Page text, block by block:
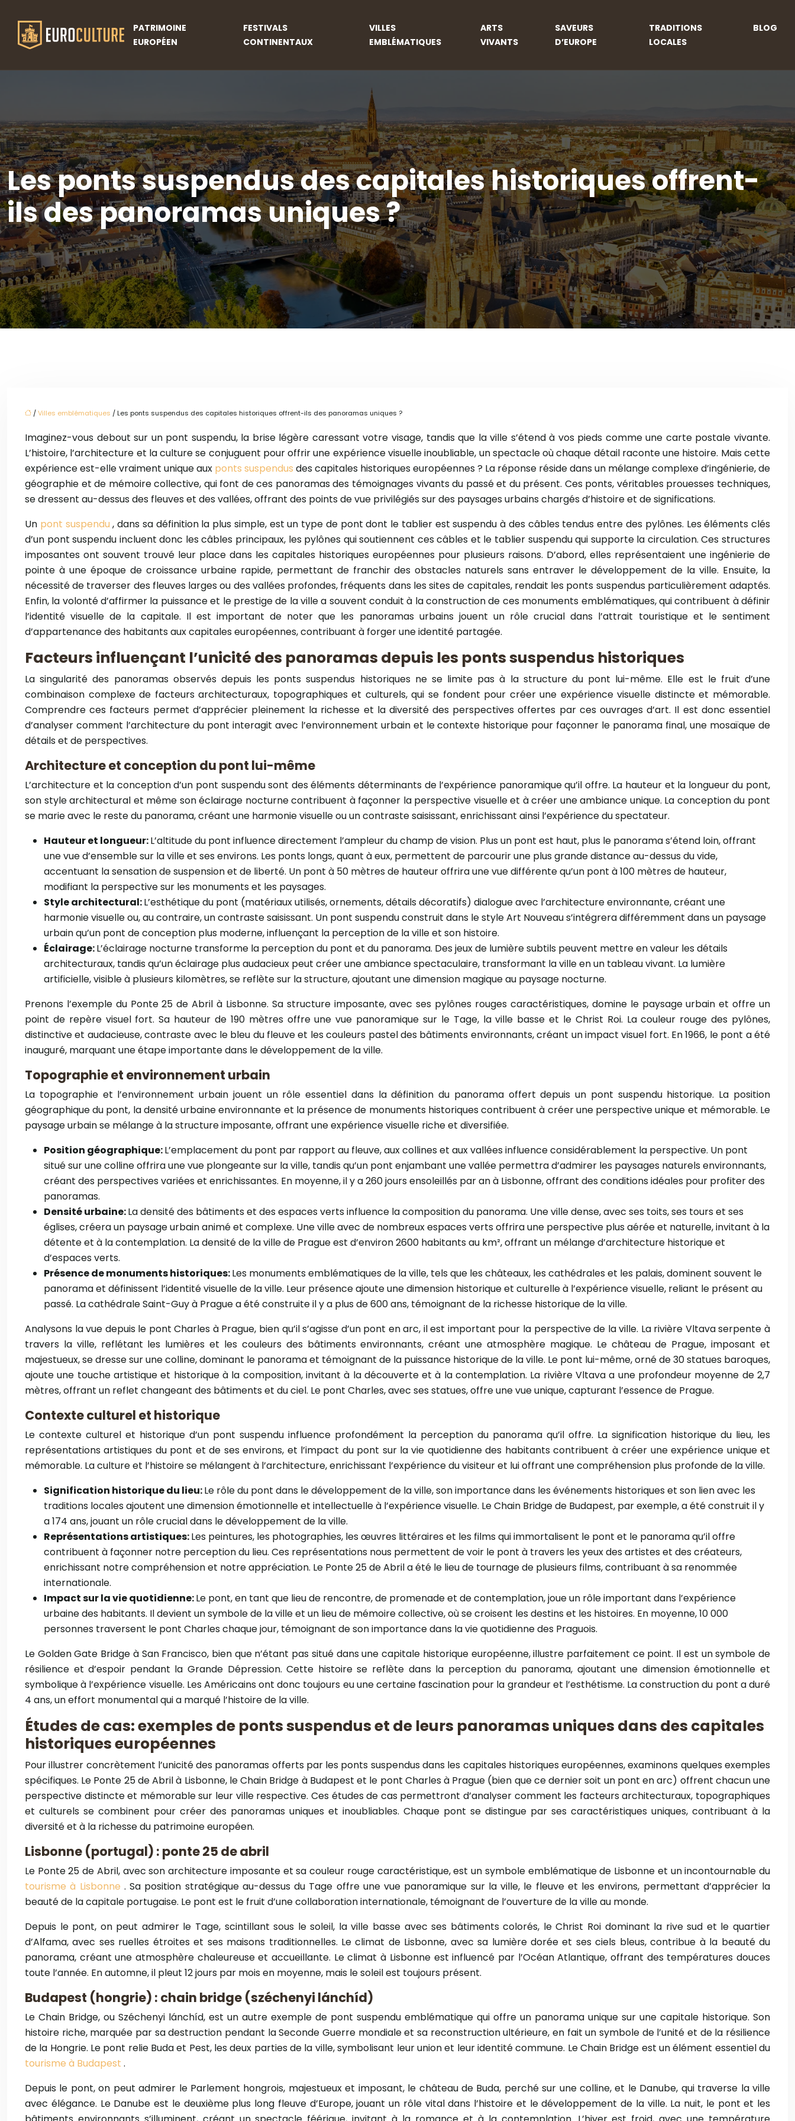
PATRIMOINE
EUROPÉEN
FESTIVALS
CONTINENTAUX
VILLES
EMBLÉMATIQUES
ARTS
VIVANTS
SAVEURS
D’EUROPE
TRADITIONS
LOCALES
BLOG
Les ponts suspendus des capitales historiques offrent-
ils des panoramas uniques ?
/Villes emblématiques / Les ponts suspendus des capitales historiques offrent-ils des panoramas uniques ?
Imaginez-vous debout sur un pont suspendu, la brise légère caressant votre visage, tandis que la ville s’étend à vos pieds comme une carte postale vivante.
L’histoire, l’architecture et la culture se conjuguent pour offrir une expérience visuelle inoubliable, un spectacle où chaque détail raconte une histoire. Mais cette
expérience est-elle vraiment unique aux ponts suspendus des capitales historiques européennes ? La réponse réside dans un mélange complexe d’ingénierie, de
géographie et de mémoire collective, qui font de ces panoramas des témoignages vivants du passé et du présent. Ces ponts, véritables prouesses techniques,
se dressent au-dessus des fleuves et des vallées, offrant des points de vue privilégiés sur des paysages urbains chargés d’histoire et de significations.
Un pont suspendu, dans sa définition la plus simple, est un type de pont dont le tablier est suspendu à des câbles tendus entre des pylônes. Les éléments clés
d’un pont suspendu incluent donc les câbles principaux, les pylônes qui soutiennent ces câbles et le tablier suspendu qui supporte la circulation. Ces structures
imposantes ont souvent trouvé leur place dans les capitales historiques européennes pour plusieurs raisons. D’abord, elles représentaient une ingénierie de
pointe à une époque de croissance urbaine rapide, permettant de franchir des obstacles naturels sans entraver le développement de la ville. Ensuite, la
nécessité de traverser des fleuves larges ou des vallées profondes, fréquents dans les sites de capitales, rendait les ponts suspendus particulièrement adaptés.
Enfin, la volonté d’affirmer la puissance et le prestige de la ville a souvent conduit à la construction de ces monuments emblématiques, qui contribuent à définir
l’identité visuelle de la capitale. Il est important de noter que les panoramas urbains jouent un rôle crucial dans l’attrait touristique et le sentiment
d’appartenance des habitants aux capitales européennes, contribuant à forger une identité partagée.
Facteurs influençant l’unicité des panoramas depuis les ponts suspendus historiques
La singularité des panoramas observés depuis les ponts suspendus historiques ne se limite pas à la structure du pont lui-même. Elle est le fruit d’une
combinaison complexe de facteurs architecturaux, topographiques et culturels, qui se fondent pour créer une expérience visuelle distincte et mémorable.
Comprendre ces facteurs permet d’apprécier pleinement la richesse et la diversité des perspectives offertes par ces ouvrages d’art. Il est donc essentiel
d’analyser comment l’architecture du pont interagit avec l’environnement urbain et le contexte historique pour façonner le panorama final, une mosaïque de
détails et de perspectives.
Architecture et conception du pont lui-même
L’architecture et la conception d’un pont suspendu sont des éléments déterminants de l’expérience panoramique qu’il offre. La hauteur et la longueur du pont,
son style architectural et même son éclairage nocturne contribuent à façonner la perspective visuelle et à créer une ambiance unique. La conception du pont
se marie avec le reste du panorama, créant une harmonie visuelle ou un contraste saisissant, enrichissant ainsi l’expérience du spectateur.
Hauteur et longueur:L’altitude du pont influence directement l’ampleur du champ de vision. Plus un pont est haut, plus le panorama s’étend loin, offrant
une vue d’ensemble sur la ville et ses environs. Les ponts longs, quant à eux, permettent de parcourir une plus grande distance au-dessus du vide,
accentuant la sensation de suspension et de liberté. Un pont à 50 mètres de hauteur offrira une vue différente qu’un pont à 100 mètres de hauteur,
modifiant la perspective sur les monuments et les paysages.
Style architectural:L’esthétique du pont (matériaux utilisés, ornements, détails décoratifs) dialogue avec l’architecture environnante, créant une
harmonie visuelle ou, au contraire, un contraste saisissant. Un pont suspendu construit dans le style Art Nouveau s’intégrera différemment dans un paysage
urbain qu’un pont de conception plus moderne, influençant la perception de la ville et son histoire.
Éclairage:L’éclairage nocturne transforme la perception du pont et du panorama. Des jeux de lumière subtils peuvent mettre en valeur les détails
architecturaux, tandis qu’un éclairage plus audacieux peut créer une ambiance spectaculaire, transformant la ville en un tableau vivant. La lumière
artificielle, visible à plusieurs kilomètres, se reflète sur la structure, ajoutant une dimension magique au paysage nocturne.
Prenons l’exemple du Ponte 25 de Abril à Lisbonne. Sa structure imposante, avec ses pylônes rouges caractéristiques, domine le paysage urbain et offre un
point de repère visuel fort. Sa hauteur de 190 mètres offre une vue panoramique sur le Tage, la ville basse et le Christ Roi. La couleur rouge des pylônes,
distinctive et audacieuse, contraste avec le bleu du fleuve et les couleurs pastel des bâtiments environnants, créant un impact visuel fort. En 1966, le pont a été
inauguré, marquant une étape importante dans le développement de la ville.
Topographie et environnement urbain
La topographie et l’environnement urbain jouent un rôle essentiel dans la définition du panorama offert depuis un pont suspendu historique. La position
géographique du pont, la densité urbaine environnante et la présence de monuments historiques contribuent à créer une perspective unique et mémorable. Le
paysage urbain se mélange à la structure imposante, offrant une expérience visuelle riche et diversifiée.
Position géographique:L’emplacement du pont par rapport au fleuve, aux collines et aux vallées influence considérablement la perspective. Un pont
situé sur une colline offrira une vue plongeante sur la ville, tandis qu’un pont enjambant une vallée permettra d’admirer les paysages naturels environnants,
créant des perspectives variées et enrichissantes. En moyenne, il y a 260 jours ensoleillés par an à Lisbonne, offrant des conditions idéales pour profiter des
panoramas.
Densité urbaine:La densité des bâtiments et des espaces verts influence la composition du panorama. Une ville dense, avec ses toits, ses tours et ses
églises, créera un paysage urbain animé et complexe. Une ville avec de nombreux espaces verts offrira une perspective plus aérée et naturelle, invitant à la
détente et à la contemplation. La densité de la ville de Prague est d’environ 2600 habitants au km², offrant un mélange d’architecture historique et
d’espaces verts.
Présence de monuments historiques:Les monuments emblématiques de la ville, tels que les châteaux, les cathédrales et les palais, dominent souvent le
panorama et définissent l’identité visuelle de la ville. Leur présence ajoute une dimension historique et culturelle à l’expérience visuelle, reliant le présent au
passé. La cathédrale Saint-Guy à Prague a été construite il y a plus de 600 ans, témoignant de la richesse historique de la ville.
Analysons la vue depuis le pont Charles à Prague, bien qu’il s’agisse d’un pont en arc, il est important pour la perspective de la ville. La rivière Vltava serpente à
travers la ville, reflétant les lumières et les couleurs des bâtiments environnants, créant une atmosphère magique. Le château de Prague, imposant et
majestueux, se dresse sur une colline, dominant le panorama et témoignant de la puissance historique de la ville. Le pont lui-même, orné de 30 statues baroques,
ajoute une touche artistique et historique à la composition, invitant à la découverte et à la contemplation. La rivière Vltava a une profondeur moyenne de 2,7
mètres, offrant un reflet changeant des bâtiments et du ciel. Le pont Charles, avec ses statues, offre une vue unique, capturant l’essence de Prague.
Contexte culturel et historique
Le contexte culturel et historique d’un pont suspendu influence profondément la perception du panorama qu’il offre. La signification historique du lieu, les
représentations artistiques du pont et de ses environs, et l’impact du pont sur la vie quotidienne des habitants contribuent à créer une expérience unique et
mémorable. La culture et l’histoire se mélangent à l’architecture, enrichissant l’expérience du visiteur et lui offrant une compréhension plus profonde de la ville.
Signification historique du lieu:Le rôle du pont dans le développement de la ville, son importance dans les événements historiques et son lien avec les
traditions locales ajoutent une dimension émotionnelle et intellectuelle à l’expérience visuelle. Le Chain Bridge de Budapest, par exemple, a été construit il y
a 174 ans, jouant un rôle crucial dans le développement de la ville.
Représentations artistiques:Les peintures, les photographies, les œuvres littéraires et les films qui immortalisent le pont et le panorama qu’il offre
contribuent à façonner notre perception du lieu. Ces représentations nous permettent de voir le pont à travers les yeux des artistes et des créateurs,
enrichissant notre compréhension et notre appréciation. Le Ponte 25 de Abril a été le lieu de tournage de plusieurs films, contribuant à sa renommée
internationale.
Impact sur la vie quotidienne:Le pont, en tant que lieu de rencontre, de promenade et de contemplation, joue un rôle important dans l’expérience
urbaine des habitants. Il devient un symbole de la ville et un lieu de mémoire collective, où se croisent les destins et les histoires. En moyenne, 10 000
personnes traversent le pont Charles chaque jour, témoignant de son importance dans la vie quotidienne des Praguois.
Le Golden Gate Bridge à San Francisco, bien que n’étant pas situé dans une capitale historique européenne, illustre parfaitement ce point. Il est un symbole de
résilience et d’espoir pendant la Grande Dépression. Cette histoire se reflète dans la perception du panorama, ajoutant une dimension émotionnelle et
symbolique à l’expérience visuelle. Les Américains ont donc toujours eu une certaine fascination pour la grandeur et l’esthétisme. La construction du pont a duré
4 ans, un effort monumental qui a marqué l’histoire de la ville.
Études de cas: exemples de ponts suspendus et de leurs panoramas uniques dans des capitales
historiques européennes
Pour illustrer concrètement l’unicité des panoramas offerts par les ponts suspendus dans les capitales historiques européennes, examinons quelques exemples
spécifiques. Le Ponte 25 de Abril à Lisbonne, le Chain Bridge à Budapest et le pont Charles à Prague (bien que ce dernier soit un pont en arc) offrent chacun une
perspective distincte et mémorable sur leur ville respective. Ces études de cas permettront d’analyser comment les facteurs architecturaux, topographiques
et culturels se combinent pour créer des panoramas uniques et inoubliables. Chaque pont se distingue par ses caractéristiques uniques, contribuant à la
diversité et à la richesse du patrimoine européen.
Lisbonne (portugal) : ponte 25 de abril
Le Ponte 25 de Abril, avec son architecture imposante et sa couleur rouge caractéristique, est un symbole emblématique de Lisbonne et un incontournable du
tourisme à Lisbonne . Sa position stratégique au-dessus du Tage offre une vue panoramique sur la ville, le fleuve et les environs, permettant d’apprécier la
beauté de la capitale portugaise. Le pont est le fruit d’une collaboration internationale, témoignant de l’ouverture de la ville au monde.
Depuis le pont, on peut admirer le Tage, scintillant sous le soleil, la ville basse avec ses bâtiments colorés, le Christ Roi dominant la rive sud et le quartier
d’Alfama, avec ses ruelles étroites et ses maisons traditionnelles. Le climat de Lisbonne, avec sa lumière dorée et ses ciels bleus, contribue à la beauté du
panorama, créant une atmosphère chaleureuse et accueillante. Le climat à Lisbonne est influencé par l’Océan Atlantique, offrant des températures douces
toute l’année. En automne, il pleut 12 jours par mois en moyenne, mais le soleil est toujours présent.
Budapest (hongrie) : chain bridge (széchenyi lánchíd)
Le Chain Bridge, ou Széchenyi lánchíd, est un autre exemple de pont suspendu emblématique qui offre un panorama unique sur une capitale historique. Son
histoire riche, marquée par sa destruction pendant la Seconde Guerre mondiale et sa reconstruction ultérieure, en fait un symbole de l’unité et de la résilience
de la Hongrie. Le pont relie Buda et Pest, les deux parties de la ville, symbolisant leur union et leur identité commune. Le Chain Bridge est un élément essentiel du
tourisme à Budapest .
Depuis le pont, on peut admirer le Parlement hongrois, majestueux et imposant, le château de Buda, perché sur une colline, et le Danube, qui traverse la ville
avec élégance. Le Danube est le deuxième plus long fleuve d’Europe, jouant un rôle vital dans l’histoire et le développement de la ville. La nuit, le pont et les